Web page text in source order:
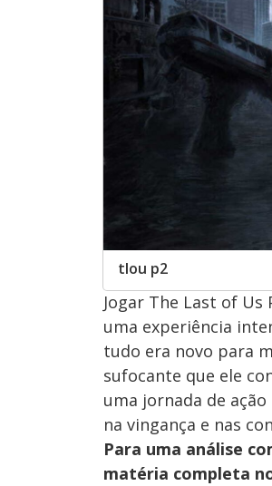
tlou p2
Jogar The Last of
uma experiência
tudo era novo para
sufocante que ele
uma jornada de
na vingança e nas
Para uma análise
matéria completa